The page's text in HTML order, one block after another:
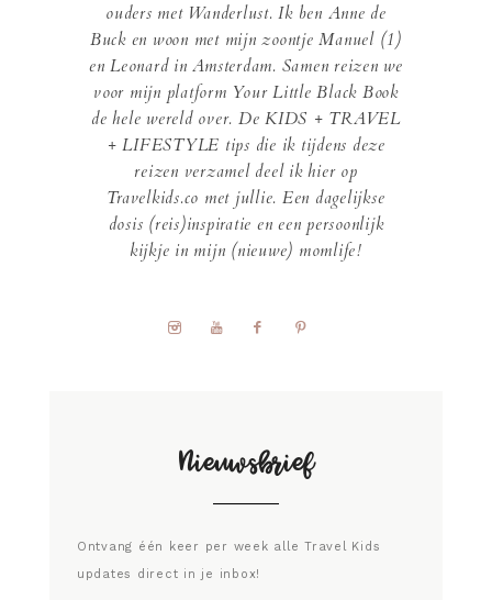
ouders met Wanderlust. Ik ben Anne de
Buck en woon met mijn zoontje Manuel (1)
en Leonard in Amsterdam. Samen reizen we
voor mijn platform Your Little Black Book
de hele wereld over. De KIDS + TRAVEL
+ LIFESTYLE tips die ik tijdens deze
reizen verzamel deel ik hier op
Travelkids.co met jullie. Een dagelijkse
dosis (reis)inspiratie en een persoonlijk
kijkje in mijn (nieuwe) momlife!
Nieuwsbrief
Ontvang één keer per week alle Travel Kids
updates direct in je inbox!